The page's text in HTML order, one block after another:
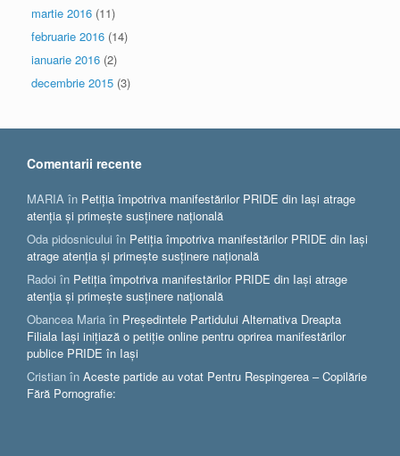
martie 2016 (11)
februarie 2016 (14)
ianuarie 2016 (2)
decembrie 2015 (3)
Comentarii recente
MARIA în Petiția împotriva manifestărilor PRIDE din Iași atrage
atenția și primește susținere națională
Oda pidosnicului în Petiția împotriva manifestărilor PRIDE din Iași
atrage atenția și primește susținere națională
Radoi în Petiția împotriva manifestărilor PRIDE din Iași atrage
atenția și primește susținere națională
Obancea Maria în Președintele Partidului Alternativa Dreapta
Filiala Iași inițiază o petiție online pentru oprirea manifestărilor
publice PRIDE în Iași
Cristian în Aceste partide au votat Pentru Respingerea – Copilărie
Fără Pornografie: